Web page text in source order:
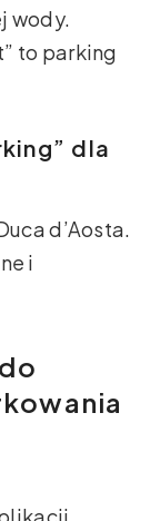
wody.
to parking
dla
d’Aosta.
i